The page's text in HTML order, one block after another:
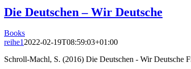
Die Deutschen – Wir Deutsche
Books
reihe12022-02-19T08:59:03+01:00
Schroll-Machl, S. (2016) Die Deutschen - Wir Deutsche